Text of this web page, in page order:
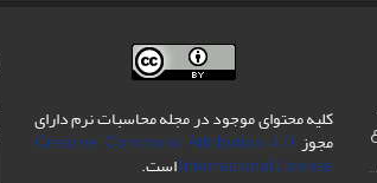
کلیه محتوای موجود در مجله محاسبات نرم دارای
مجوز Creative Commons Attribution 4.0
International Licenseاست.